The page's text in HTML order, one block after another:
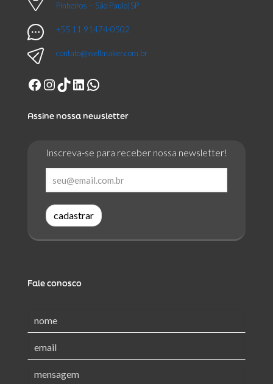
Pinheiros – São Paulo|SP
+55 11 91474-0502
contato@wellmaker.com.br
Facebook
Instagram
TikTok
LinkedIn
WhatsApp
Assine nossa newsletter
Inscreva-se para receber nossa newsletter!
cadastrar
Fale conosco